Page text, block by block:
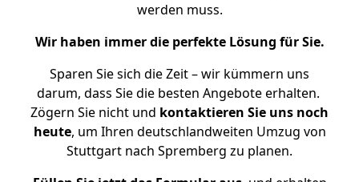
werden muss.
Wir haben immer die perfekte Lösung für Sie.
Sparen Sie sich die Zeit – wir kümmern uns
darum, dass Sie die besten Angebote erhalten.
Zögern Sie nicht und kontaktieren Sie uns noch
heute, um Ihren deutschlandweiten Umzug von
Stuttgart nach Spremberg zu planen.